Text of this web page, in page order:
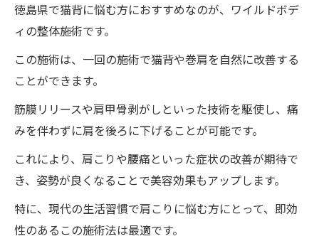
猫背を改善
的効果
猫背改善がもたらす心理的効果
徳島県での一回の施術に見る変化
姿勢改善後の健康的生活
整体後の体の変化を維持する方法
徳島県で整体院ワイルドボディの施術を受
けるメリット
整体院ワイルドボディ選ぶ理由猫背矯正で得ら
徳島県で猫背に悩む方におすすめなのが、ワイルドボデ
ィの整体施術です。
この施術は、一回の施術で猫背や巻肩を自然に改善する
ことができます。
筋膜リリースや肩甲骨剥がしといった技術を駆使し、痛
みを伴わずに肩を後ろに下げることが可能です。
これにより、肩こりや腰痛といった症状の改善が期待で
き、姿勢が良くなることで美容効果もアップします。
特に、現代の生活習慣で肩こりに悩む方にとって、即効
性のあるこの施術法は最適です。